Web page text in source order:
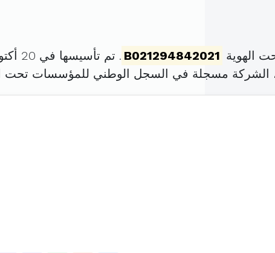
B021294842021 . تم تأسيسها في 20 أكتوبر 2021 برأس مال قدره
الشركة مسجلة في السجل الوطني للمؤسسات تحت